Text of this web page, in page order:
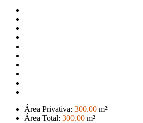
Área Privativa: 300.00 m²
Área Total: 300.00 m²